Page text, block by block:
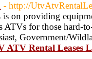
- http://
on providing
for those hard-
Government/
ATV Rental Leases